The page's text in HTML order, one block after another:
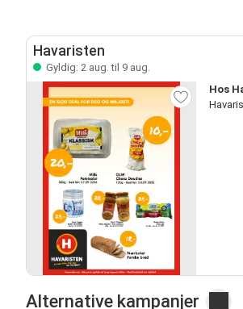
Havaristen
Gyldig: 2 aug. til 9 aug.
Hos
Alternative kampanjer